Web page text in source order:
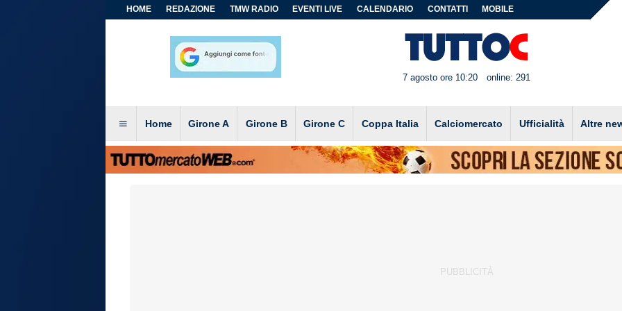
HOME REDAZIONE TMW RADIO EVENTI LIVE CALENDARIO CONTATTI MOBILE
7 agosto ore 10:20 online: 291
Home Girone A Girone B Girone C Coppa Italia Calciomercato Ufficialità Altre